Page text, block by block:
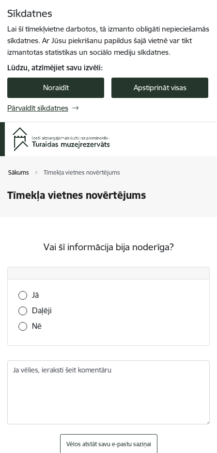
Sīkdatnes
Lai šī tīmekļvietne darbotos, tā izmanto obligāti nepieciešamās
sīkdatnes. Ar Jūsu piekrišanu papildus šajā vietnē var tikt
izmantotas statistikas un sociālo mediju sīkdatnes.
Lūdzu, atzīmējiet savu izvēli:
Noraidīt Apstiprināt visas
Pārvaldīt sīkdatnes
Sākums Tīmekļa vietnes novērtējums
Tīmekļa vietnes novērtējums
Vai šī informācija bija noderīga?
Vai šī informācija bija noderīga?
Jā
Daļēji
Nē
Ja vēlies, ieraksti šeit komentāru
Vēlos atstāt savu e-pastu saziņai